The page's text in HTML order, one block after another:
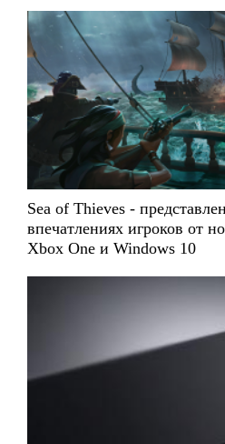
Sea of Thieves -
впечатлениях игроков от
Xbox One и Windows 10